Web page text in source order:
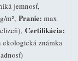
jemnosť,
m², Pranie: max
Certifikácia:
známka